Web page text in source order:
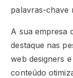
palavras-chave
A sua empresa
destaque nas
web designers
conteúdo